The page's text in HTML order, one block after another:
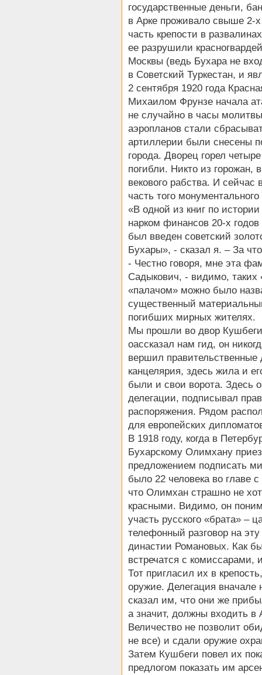
государственные деньги,
в Арке проживало свыше 2-
часть крепости в
ее разрушили
Москвы (ведь Бухара не
в Советский Туркестан, и
2 сентября 1920 года
Михаилом Фрунзе начала
не случайно в часы
аэропланов стали
артиллерии были снесены
города. Дворец горел
погибли. Никто из горожан,
векового рабства. И
часть того монументального
«В одной из книг по
нарком финансов 20-х
был введен советский
Бухары», - сказал я. – За
- Честно говоря, мне эта
Садыкович, - видимо, таких
«палачом» можно было
существенный
погибших мирных жителях.
Мы прошли во двор
оассказал нам гид, он
вершил правительственные
канцелярия, здесь жила и
были и свои ворота. Здесь
делегации, подписывал
распоряжения. Рядом
для европейских
В 1918 году, когда в
Бухарскому Олимхану
предложением подписать
было 22 человека во главе
что Олимхан страшно не
красными. Видимо, он
участь русского «брата» –
телефонный разговор на
династии Романовых. Как
встречатся с
Тот пригласил их в
оружие. Делегация вначале
сказал им, что они же
а значит, должны входить
Величество не позволит
не все) и сдали оружие
Затем Кушбеги повел их
предлогом показать им